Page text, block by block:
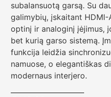
subalansuotą garsą. Su
galimybių, įskaitant HDMI-
optinį ir analoginį įėjimus,
bet kurią garso sistemą.
funkcija leidžia
namuose, o elegantiškas
modernaus interjero.